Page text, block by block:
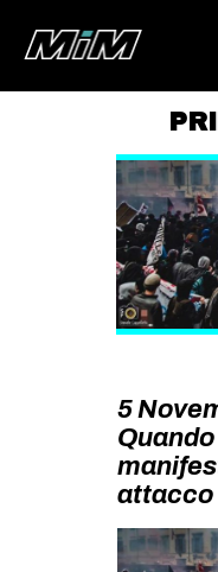
5
attacco